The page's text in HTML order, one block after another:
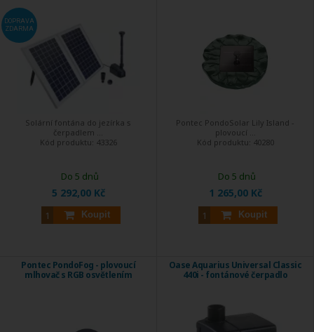
DOPRAVA
ZDARMA
Solární fontána do jezírka s
čerpadlem ...
Kód produktu: 43326
5 292,00 Kč
Koupit
Do 5 dnů
Pontec PondoSolar Lily Island -
plovoucí ...
Kód produktu: 40280
1 265,00 Kč
Koupit
Do 5 dnů
Pontec PondoFog - plovoucí
mlhovač s RGB osvětlením
Oase Aquarius Universal Classic
440i - fontánové čerpadlo